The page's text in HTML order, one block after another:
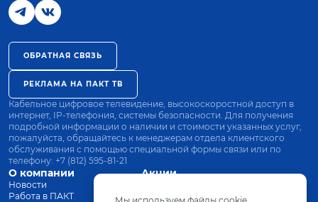
О компании
Новости
Работа в ПАКТ
Акции
Оплата
ОБРАТНАЯ СВЯЗЬ
РЕКЛАМА НА ПАКТ ТВ
Кабельное цифровое телевидение, высокоскоростной доступ в
интернет, IP-телефония, системы безопасности. Для получения
подробной информации о наличии и стоимости указанных услуг,
пожалуйста, обращайтесь к менеджерам отдела клиентского
обслуживания с помощью специальной формы связи или по
телефону: +7 (812) 595-81-21